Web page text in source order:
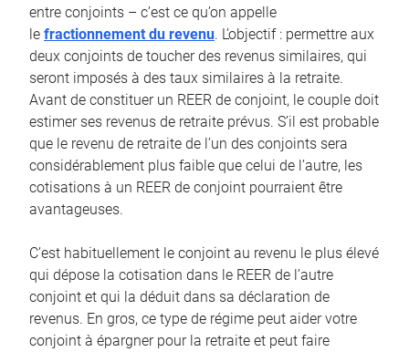
entre conjoints – c’est ce qu’on appelle
le fractionnement du revenu. L’objectif : permettre aux
deux conjoints de toucher des revenus similaires, qui
seront imposés à des taux similaires à la retraite.
Avant de constituer un REER de conjoint, le couple doit
estimer ses revenus de retraite prévus. S’il est probable
que le revenu de retraite de l’un des conjoints sera
considérablement plus faible que celui de l’autre, les
cotisations à un REER de conjoint pourraient être
avantageuses.
C’est habituellement le conjoint au revenu le plus élevé
qui dépose la cotisation dans le REER de l’autre
conjoint et qui la déduit dans sa déclaration de
revenus. En gros, ce type de régime peut aider votre
conjoint à épargner pour la retraite et peut faire